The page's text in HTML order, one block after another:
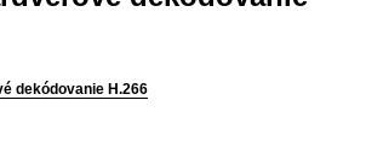
dekódovanie H.266